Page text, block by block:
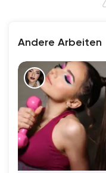
Andere Arbeiten